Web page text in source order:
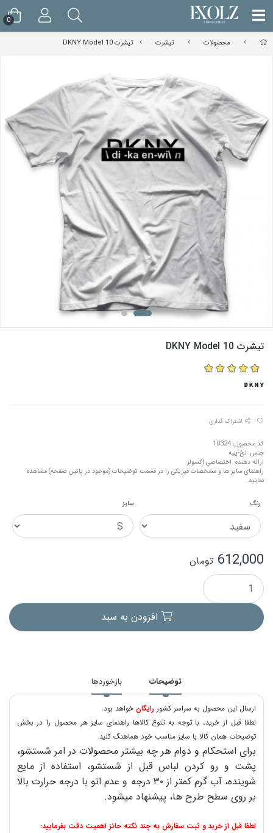
محصولات تیشرت تیشرت DKNY Model 10
تیشرت DKNY Model 10
اشتراک گذاری
کد محصول: 10324
جنس: نخ-پنبه
ارائه دهنده: اختصاصی اِکسولز
راهنمای سایز ها و مشخصات فیزیکی را در قسمت توضیحات (موجود در پائین صفحه) مشاهده
نمایید.
رنگ سایز
612,000 تومان
افزودن به سبد
توضیحات بازخوردها
ارسال این محصول به سراسر کشور رایگانخواهد بود.
لطفا قبل از خرید، با توجه به تنوع کالاها راهنمای سایز هر محصول را در بخش
توضیحات همان کالا با سایز مناسب خود هماهنگ کنید.
برای استحکام و دوام هر چه بیشتر محصولات در امر شستشو،
پشت و رو کردن لباس قبل از شستشو، استفاده از مایع
شوینده، آب گرم کمتر از ۳۰ درجه و عدم اتو با درجه حرارت بالا
بر روی سطح طرح ها، پیشنهاد میشود.
لطفا قبل از خرید و ثبت سفارش به چند نکته حائز اهمیت دقت بفرمایید:
0